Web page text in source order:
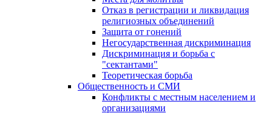
Отказ в регистрации и ликвидация
религиозных объединений
Защита от гонений
Негосударственная дискриминация
Дискриминация и борьба с
"сектантами"
Теоретическая борьба
Общественность и СМИ
Конфликты с местным населением и
организациями